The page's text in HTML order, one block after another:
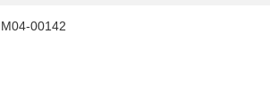
M04-00142